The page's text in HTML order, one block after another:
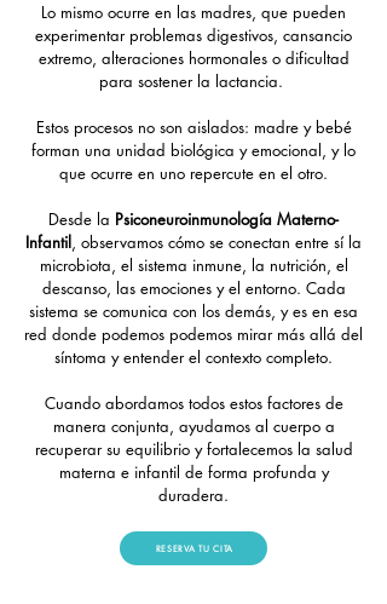
Lo mismo ocurre en las madres, que pueden
experimentar problemas digestivos, cansancio
extremo, alteraciones hormonales o dificultad
para sostener la lactancia.
Estos procesos no son aislados: madre y bebé
forman una unidad biológica y emocional, y lo
que ocurre en uno repercute en el otro.
Desde la Psiconeuroinmunología Materno-
Infantil, observamos cómo se conectan entre sí la
microbiota, el sistema inmune, la nutrición, el
descanso, las emociones y el entorno. Cada
sistema se comunica con los demás, y es en esa
red donde podemos podemos mirar más allá del
síntoma y entender el contexto completo.
Cuando abordamos todos estos factores de
manera conjunta, ayudamos al cuerpo a
recuperar su equilibrio y fortalecemos la salud
materna e infantil de forma profunda y
duradera.
RESERVA TU CITA